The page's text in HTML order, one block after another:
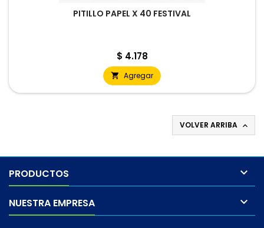
PITILLO PAPEL X 40 FESTIVAL
Precio
$ 4.178
 Agregar
VOLVER ARRIBA 
PRODUCTOS 
NUESTRA EMPRESA 